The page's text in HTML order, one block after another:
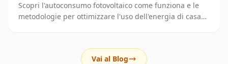
Scopri l'autoconsumo fotovoltaico come funziona e le
metodologie per ottimizzare l'uso dell'energia di casa
Vai al Blog